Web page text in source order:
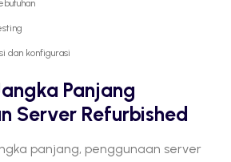
dan konfigurasi
Panjang
Server Refurbished
panjang, penggunaan server